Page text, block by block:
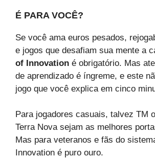
É PARA VOCÊ?
Se você ama euros pesados,
e jogos que desafiam sua mente a
of Innovation é obrigatório. Mas
de aprendizado é íngreme, e este
jogo que você explica em cinco
Para jogadores casuais, talvez TM
Terra Nova sejam as melhores
Mas para veteranos e fãs do
Innovation é puro ouro.